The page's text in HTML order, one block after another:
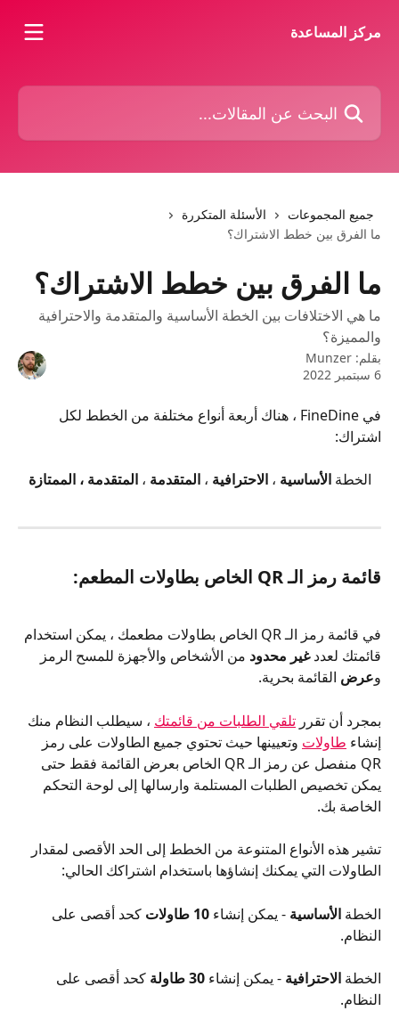
مركز المساعدة
البحث عن المقالات...
جميع المجموعات
الأسئلة المتكررة
ما الفرق بين خطط الاشتراك؟
ما الفرق بين خطط الاشتراك؟
ما هي الاختلافات بين الخطة الأساسية والمتقدمة والاحترافية
والمميزة؟
بقلم: Munzer
6 سبتمبر 2022
في FineDine ، هناك أربعة أنواع مختلفة من الخطط لكل
اشتراك:
الخطة الأساسية ، الاحترافية ، المتقدمة ، المتقدمة ، الممتازة
قائمة رمز الـ QR الخاص بطاولات المطعم:
في قائمة رمز الـ QR الخاص بطاولات مطعمك
، يمكن استخدام
قائمتك لعدد غير محدود من الأشخاص والأجهزة للمسح الرمز
وعرض القائمة بحرية.
بمجرد أن تقرر تلقي الطلبات من قائمتك ، سيطلب النظام منك
إنشاء طاولات وتعيينها حيث تحتوي جميع الطاولات على رمز
QR منفصل عن رمز الـ QR الخاص بعرض القائمة فقط حتى
يمكن تخصيص الطلبات المستلمة وارسالها إلى لوحة التحكم
الخاصة بك.
تشير هذه الأنواع المتنوعة من الخطط إلى الحد الأقصى لمقدار
الطاولات التي يمكنك إنشاؤها باستخدام اشتراكك الحالي:
الخطة الأساسية - يمكن إنشاء
كحد أقصى على
النظام.
الخطة الاحترافية - يمكن إنشاء 30 طاولة
كحد أقصى على
النظام.